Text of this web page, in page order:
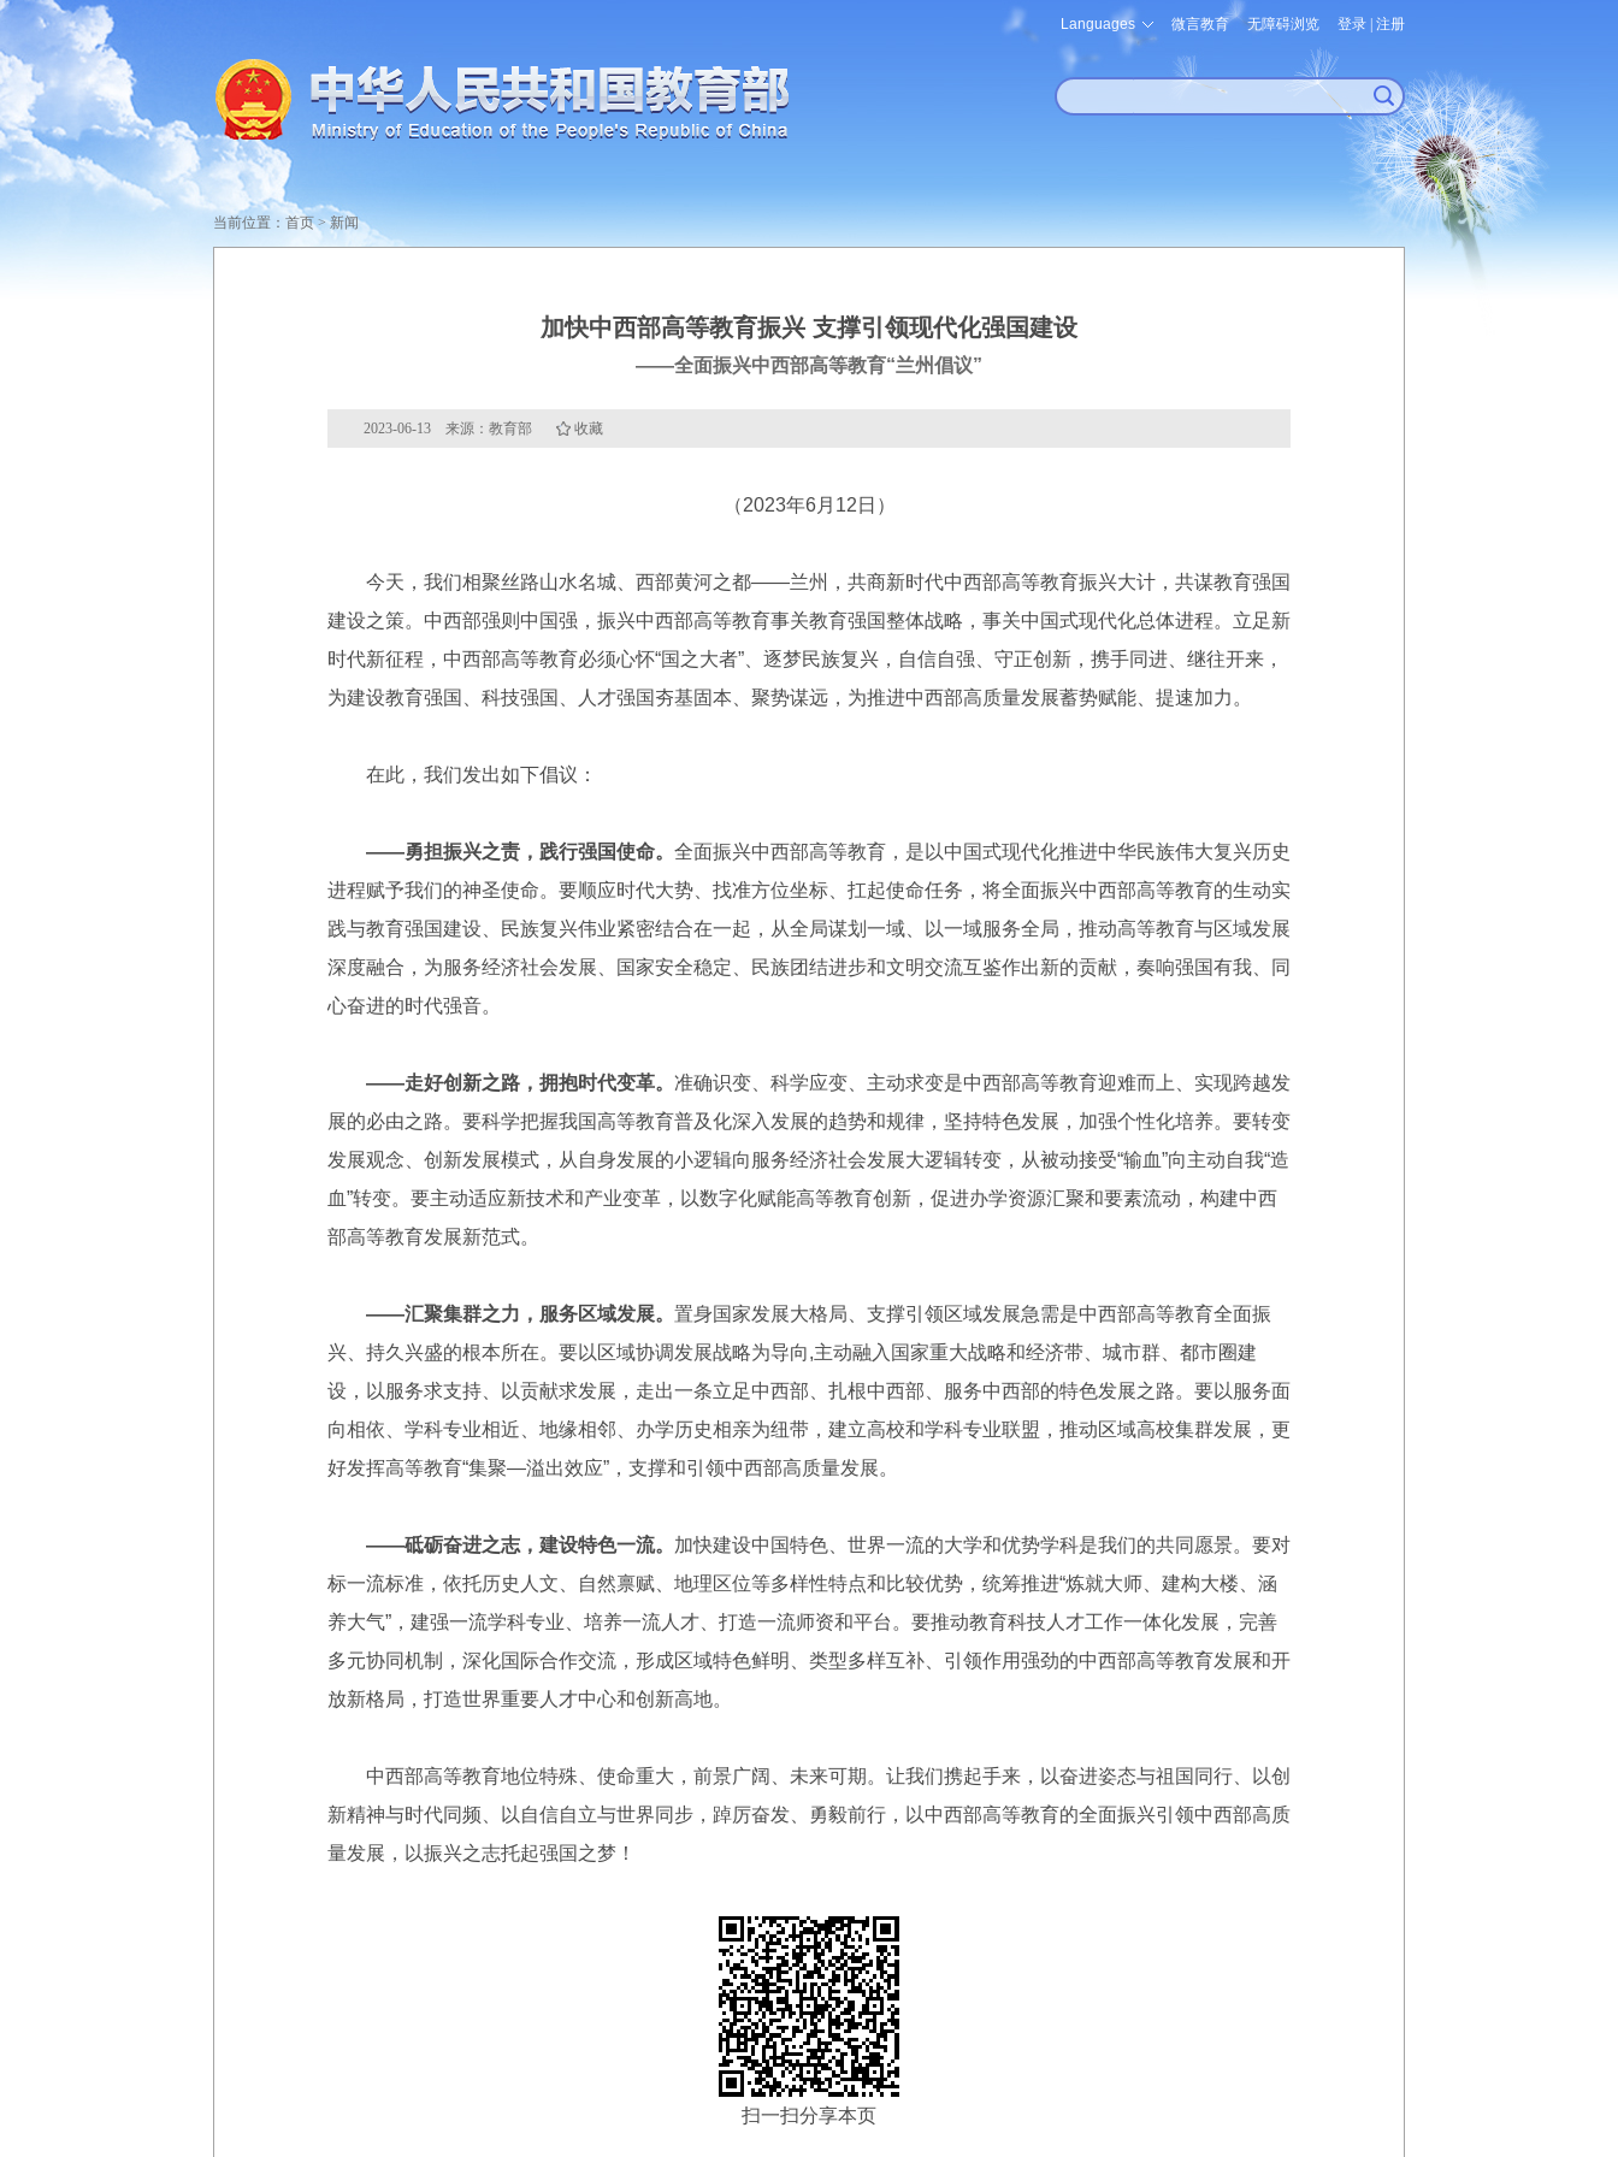
Languages 微言教育 无障碍浏览 登录 注册
当前位置： 首页>新闻
加快中西部高等教育振兴 支撑引领现代化强国建设
——全面振兴中西部高等教育“兰州倡议”
2023-06-13 来源：教育部 收藏
（2023年6月12日）
今天，我们相聚丝路山水名城、西部黄河之都——兰州，共商新时代中西部高等教育振兴大计，共谋教育强国
建设之策。中西部强则中国强，振兴中西部高等教育事关教育强国整体战略，事关中国式现代化总体进程。立足新
时代新征程，中西部高等教育必须心怀“国之大者”、逐梦民族复兴，自信自强、守正创新，携手同进、继往开来，
为建设教育强国、科技强国、人才强国夯基固本、聚势谋远，为推进中西部高质量发展蓄势赋能、提速加力。
在此，我们发出如下倡议：
——勇担振兴之责，践行强国使命。 全面振兴中西部高等教育，是以中国式现代化推进中华民族伟大复兴历史
进程赋予我们的神圣使命。要顺应时代大势、找准方位坐标、扛起使命任务，将全面振兴中西部高等教育的生动实
践与教育强国建设、民族复兴伟业紧密结合在一起，从全局谋划一域、以一域服务全局，推动高等教育与区域发展
深度融合，为服务经济社会发展、国家安全稳定、民族团结进步和文明交流互鉴作出新的贡献，奏响强国有我、同
心奋进的时代强音。
——走好创新之路，拥抱时代变革。 准确识变、科学应变、主动求变是中西部高等教育迎难而上、实现跨越发
展的必由之路。要科学把握我国高等教育普及化深入发展的趋势和规律，坚持特色发展，加强个性化培养。要转变
发展观念、创新发展模式，从自身发展的小逻辑向服务经济社会发展大逻辑转变，从被动接受“输血”向主动自我“造
血”转变。要主动适应新技术和产业变革，以数字化赋能高等教育创新，促进办学资源汇聚和要素流动，构建中西
部高等教育发展新范式。
——汇聚集群之力，服务区域发展。 置身国家发展大格局、支撑引领区域发展急需是中西部高等教育全面振
兴、持久兴盛的根本所在。要以区域协调发展战略为导向,主动融入国家重大战略和经济带、城市群、都市圈建
设，以服务求支持、以贡献求发展，走出一条立足中西部、扎根中西部、服务中西部的特色发展之路。要以服务面
向相依、学科专业相近、地缘相邻、办学历史相亲为纽带，建立高校和学科专业联盟，推动区域高校集群发展，更
好发挥高等教育“集聚—溢出效应”，支撑和引领中西部高质量发展。
——砥砺奋进之志，建设特色一流。 加快建设中国特色、世界一流的大学和优势学科是我们的共同愿景。要对
标一流标准，依托历史人文、自然禀赋、地理区位等多样性特点和比较优势，统筹推进“炼就大师、建构大楼、涵
养大气”，建强一流学科专业、培养一流人才、打造一流师资和平台。要推动教育科技人才工作一体化发展，完善
多元协同机制，深化国际合作交流，形成区域特色鲜明、类型多样互补、引领作用强劲的中西部高等教育发展和开
放新格局，打造世界重要人才中心和创新高地。
中西部高等教育地位特殊、使命重大，前景广阔、未来可期。让我们携起手来，以奋进姿态与祖国同行、以创
新精神与时代同频、以自信自立与世界同步，踔厉奋发、勇毅前行，以中西部高等教育的全面振兴引领中西部高质
量发展，以振兴之志托起强国之梦！
扫一扫分享本页